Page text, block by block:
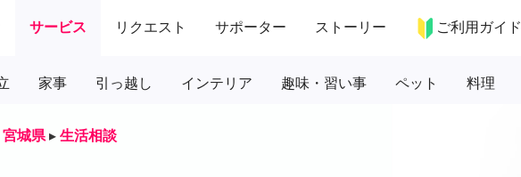
サービス リクエスト サポーター ストーリー ご利用ガイド
家事 引っ越し インテリア 趣味・習い事 ペット 料理
宮城県 ▸ 生活相談